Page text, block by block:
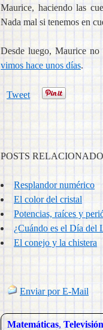
Maurice, haciendo las
Nada mal si tenemos en
Desde luego, Maurice
vimos hace unos días.
Tweet
POSTS
Resplandor numérico
El color del cristal
Potencias, raíces y
¿Cuándo es el Día del
El conejo y la chistera
Enviar por E-Mail
Matemáticas, Televisión